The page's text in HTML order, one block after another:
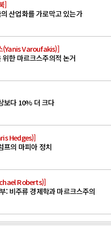
]
산업화를 가로막고 있는가
(Yanis Varoufakis)]
한 마르크스주의적 논거
보다 10% 더 크다
Hedges)]
프의 마피아 정치
Roberts)]
: 비주류 경제학과 마르크스주의